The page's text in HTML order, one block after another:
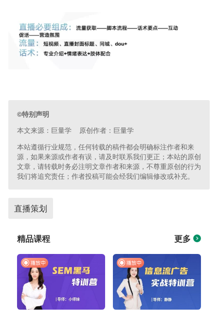
©特别声明
本文来源：巨量学 原创作者：巨量学
本站遵循行业规范，任何转载的稿件都会明确标注作者和来
源，如果来源或作者有误，请及时联系我们更正；本站的原创
文章，请转载时务必注明文章作者和来源，不尊重原创的行为
我们将追究责任；作者投稿可能会经我们编辑修改或补充。
直播策划
精品课程 更多